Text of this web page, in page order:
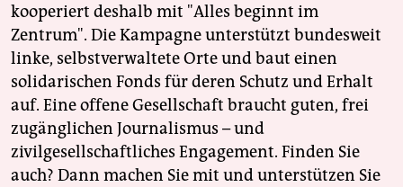
kooperiert deshalb mit "Alles beginnt im
Zentrum". Die Kampagne unterstützt bundesweit
linke, selbstverwaltete Orte und baut einen
solidarischen Fonds für deren Schutz und Erhalt
auf. Eine offene Gesellschaft braucht guten, frei
zugänglichen Journalismus – und
zivilgesellschaftliches Engagement. Finden Sie
auch? Dann machen Sie mit und unterstützen Sie